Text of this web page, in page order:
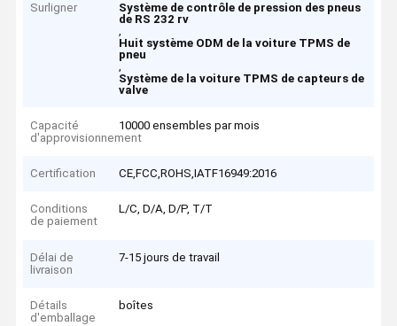
Surligner
Système de contrôle de pression des pneus
de RS 232 rv
,
Huit système ODM de la voiture TPMS de
pneu
,
Système de la voiture TPMS de capteurs de
valve
Capacité
d'approvisionnement
10000 ensembles par mois
Certification CE,FCC,ROHS,IATF16949:2016
Conditions
de paiement
L/C, D/A, D/P, T/T
Délai de
livraison
7-15 jours de travail
Détails
d'emballage
boîtes